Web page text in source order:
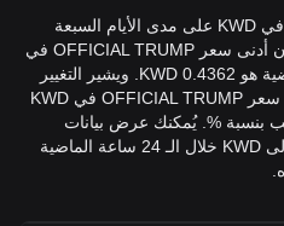
أعلى سعر لـ OFFICIAL TRUMP في KWD على مدى الأيام السبعة
الماضية كان 0.4650 KWD بينما كان أدنى سعر OFFICIAL TRUMP في
KWD على مدى الأيام السبعة الماضية هو 0.4362 KWD. ويشير التغيير
النسبي بين الارتفاع والانخفاض في سعر OFFICIAL TRUMP في KWD
بنسبة %. يُمكنك عرض بيانات
التقلب الإضافية وأسعار TRUMP إلى KWD خلال الـ 24 ساعة الماضية